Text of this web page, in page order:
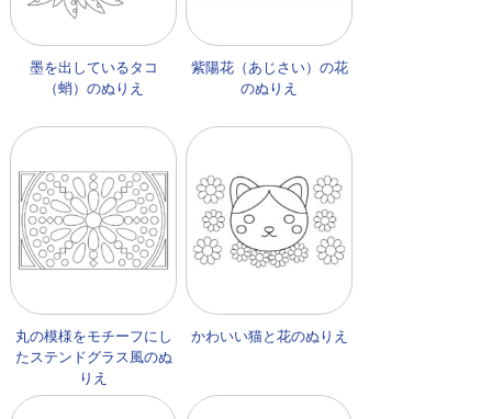
墨を出しているタコ
（蛸）のぬりえ
紫陽花（あじさい）の花
のぬりえ
丸の模様をモチーフにし
たステンドグラス風のぬ
りえ
かわいい猫と花のぬりえ